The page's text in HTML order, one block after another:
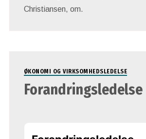
Christiansen, om.
ØKONOMI OG VIRKSOMHEDSLEDELSE
Forandringsledelse